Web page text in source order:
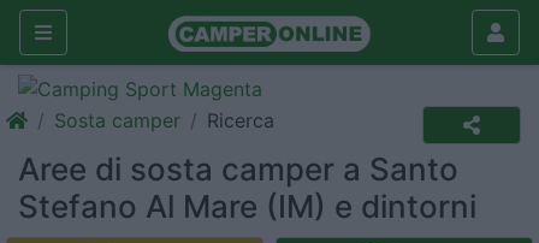
Sosta camper Ricerca
Aree di sosta camper a Santo
Stefano Al Mare (IM) e dintorni